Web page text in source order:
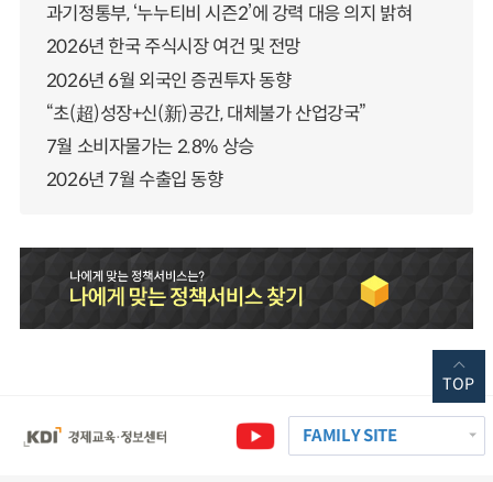
과기정통부, ‘누누티비 시즌2’에 강력 대응 의지 밝혀
2026년 한국 주식시장 여건 및 전망
2026년 6월 외국인 증권투자 동향
“초(超)성장+신(新)공간, 대체불가 산업강국”
7월 소비자물가는 2.8% 상승
2026년 7월 수출입 동향
FAMILY SITE
TOP